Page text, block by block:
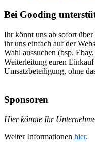
Bei Gooding
Ihr könnt uns ab sofort
ihr uns einfach auf der
Wahl aussuchen (bsp.
Weiterleitung euren
Umsatzbeteiligung, ohne
Sponsoren
Hier könnte Ihr
Weiter Informationen hier.